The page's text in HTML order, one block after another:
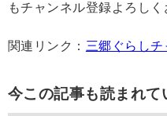
もチャンネル登録よろしく
関連リンク： 三郷ぐらしチ
今この記事も読まれて